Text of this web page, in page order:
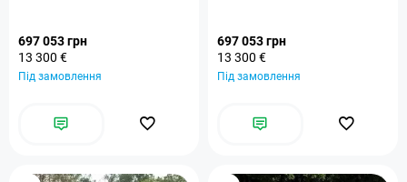
697 053 грн
13 300 €
Під замовлення
697 053 грн
13 300 €
Під замовлення